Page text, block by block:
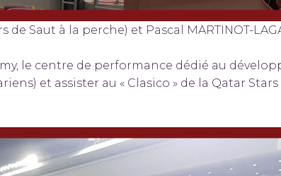
Saut à la perche) et Pascal MARTINOT-
le centre de performance dédié au
et assister au « Clasico » de la Qatar